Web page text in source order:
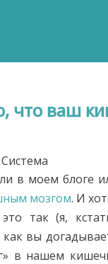
что ваш
в моем блоге
мозгом. И
так (я,
как вы
в нашем